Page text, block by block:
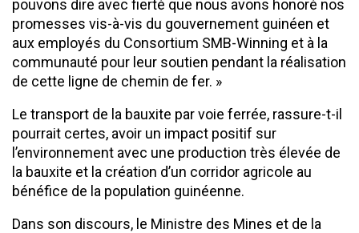
pouvons dire avec fierté que nous avons honoré nos
promesses vis-à-vis du gouvernement guinéen et
aux employés du Consortium SMB-Winning et à la
communauté pour leur soutien pendant la réalisation
de cette ligne de chemin de fer. »
Le transport de la bauxite par voie ferrée, rassure-t-il
pourrait certes, avoir un impact positif sur
l’environnement avec une production très élevée de
la bauxite et la création d’un corridor agricole au
bénéfice de la population guinéenne.
Dans son discours, le Ministre des Mines et de la